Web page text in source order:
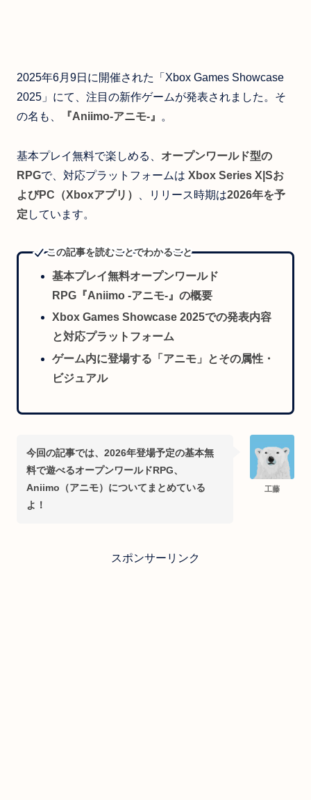
2025年6月9日に開催された「Xbox Games Showcase
2025」にて、注目の新作ゲームが発表されました。そ
の名も、
『Aniimo-アニモ-』 。
基本プレイ無料で楽しめる、 オープンワールド型の
RPGで、対応プラットフォームは Xbox Series X|Sお
よびPC（Xboxアプリ）
、リリース時期は2026年を予
定 しています。
この記事を読むことでわかること
基本プレイ無料オープンワールド
RPG『Aniimo -アニモ-』の概要
Xbox Games Showcase 2025での発表内容
と対応プラットフォーム
ゲーム内に登場する「アニモ」とその属性・
ビジュアル
工藤
今回の記事では、2026年登場予定の基本無
料で遊べるオープンワールドRPG、
Aniimo（アニモ）についてまとめている
よ！
スポンサーリンク